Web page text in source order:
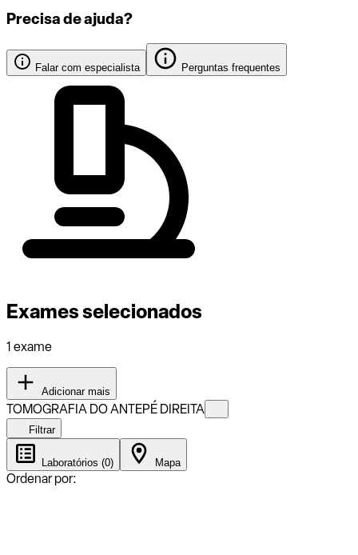
Precisa de ajuda?
Falar com especialista Perguntas frequentes
Exames selecionados
1 exame
Adicionar mais
TOMOGRAFIA DO ANTEPÉ DIREITA
Filtrar
Laboratórios (0) Mapa
Ordenar por: